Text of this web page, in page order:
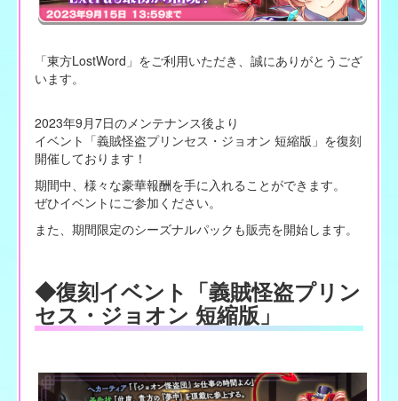
「東方LostWord」をご利用いただき、誠にありがとうござ
います。
2023年9月7日のメンテナンス後より
イベント「義賊怪盗プリンセス・ジョオン 短縮版」を復刻
開催しております！
期間中、様々な豪華報酬を手に入れることができます。
ぜひイベントにご参加ください。
また、期間限定のシーズナルパックも販売を開始します。
◆復刻イベント「義賊怪盗プリン
セス・ジョオン 短縮版」